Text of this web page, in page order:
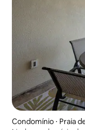
Condomínio ⋅ Praia